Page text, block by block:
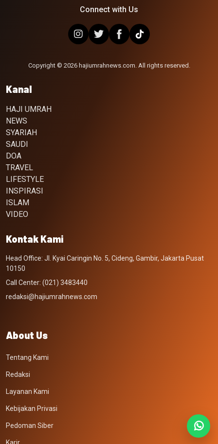
Connect with Us
Copyright © 2026 hajiumrahnews.com. All rights reserved.
Kanal
HAJI UMRAH
NEWS
SYARIAH
SAUDI
DOA
TRAVEL
LIFESTYLE
INSPIRASI
ISLAM
VIDEO
Kontak Kami
Head Office: Jl. Kyai Caringin No. 5, Cideng, Gambir, Jakarta Pusat
10150
Call Center: (021) 3483440
redaksi@hajiumrahnews.com
About Us
Tentang Kami
Redaksi
Layanan Kami
Kebijakan Privasi
Pedoman Siber